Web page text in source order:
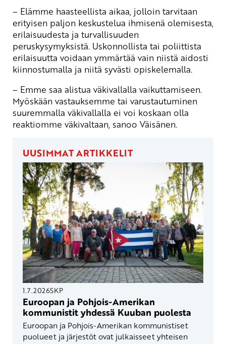
– Elämme haasteellista aikaa, jolloin tarvitaan
erityisen paljon keskustelua ihmisenä olemisesta,
erilaisuudesta ja turvallisuuden
peruskysymyksistä. Uskonnollista tai poliittista
erilaisuutta voidaan ymmärtää vain niistä aidosti
kiinnostumalla ja niitä syvästi opiskelemalla.
– Emme saa alistua väkivallalla vaikuttamiseen.
Myöskään vastauksemme tai varustautuminen
suuremmalla väkivallalla ei voi koskaan olla
reaktiomme väkivaltaan, sanoo Väisänen.
UUSIMMAT ARTIKKELIT
1.7.2026SKP
Euroopan ja Pohjois-Amerikan
kommunistit yhdessä Kuuban puolesta
Euroopan ja Pohjois-Amerikan kommunistiset
puolueet ja järjestöt ovat julkaisseet yhteisen